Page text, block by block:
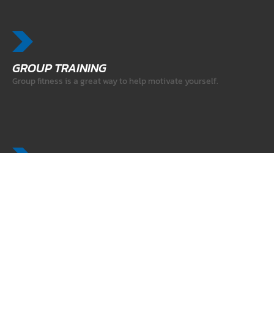
GROUP TRAINING
Group fitness is a great way to help motivate yourself.